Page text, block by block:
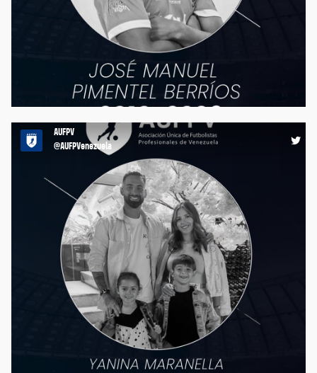
Desde la AUFPV nos unimos al duelo que embarga al fútbol
nacional por el trágico fallecimiento de José Manuel Pimentel
Berríos (16 años), jugador de las categorías formativas del
@DvoLaGuaira tras los terremotos ocurridos el pasado 24 de
junio en el país 🙏🕊️ Descansa en paz. https://t.co/MhA1UmjobL
AUFPV
@AUFPVenezuela
AUFPV cumple con el doloroso deber de expresar sus más
sentidas condolencias ante la irreparable y trágica pérdida
física de YANINA MARANELLA, AARON TREJO y AINHOA TREJO